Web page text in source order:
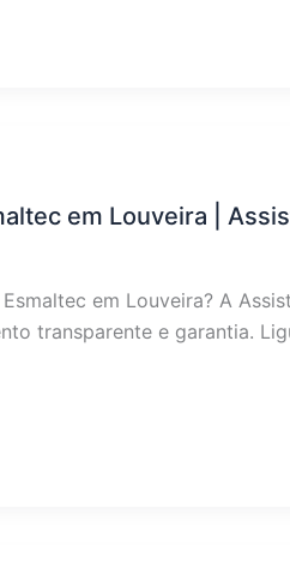
em Louveira |
em Louveira? A
transparente e garantia.